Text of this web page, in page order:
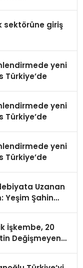
sektörüne giriş
yeni
Türkiye’de
yeni
Türkiye’de
yeni
Türkiye’de
Uzanan
Yeşim Şahin
İşkembe, 20
Değişmeyen